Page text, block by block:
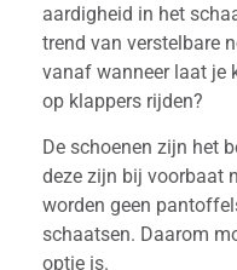
aardigheid in het
trend van verstelbare
vanaf wanneer laat je
op klappers rijden?
De schoenen zijn het
deze zijn bij voorbaat
worden geen
schaatsen. Daarom
optie is.